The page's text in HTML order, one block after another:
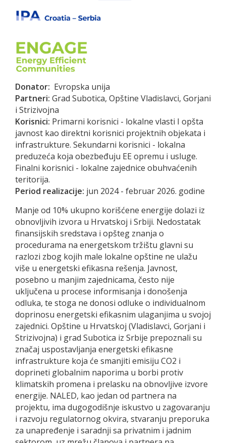
Donator: Evropska unija
Partneri: Grad Subotica, Opštine Vladislavci, Gorjani
i Strizivojna
Korisnici: Primarni korisnici - lokalne vlasti I opšta
javnost kao direktni korisnici projektnih objekata i
infrastrukture. Sekundarni korisnici - lokalna
preduzeća koja obezbeđuju EE opremu i usluge.
Finalni korisnici - lokalne zajednice obuhvaćenih
teritorija.
Period realizacije: jun 2024 - februar 2026. godine
Manje od 10% ukupno korišćene energije dolazi iz
obnovljivih izvora u Hrvatskoj i Srbiji. Nedostatak
finansijskih sredstava i opšteg znanja o
procedurama na energetskom tržištu glavni su
razlozi zbog kojih male lokalne opštine ne ulažu
više u energetski efikasna rešenja. Javnost,
posebno u manjim zajednicama, često nije
uključena u procese informisanja i donošenja
odluka, te stoga ne donosi odluke o individualnom
doprinosu energetski efikasnim ulaganjima u svojoj
zajednici. Opštine u Hrvatskoj (Vladislavci, Gorjani i
Strizivojna) i grad Subotica iz Srbije prepoznali su
značaj uspostavljanja energetski efikasne
infrastrukture koja će smanjiti emisiju CO2 i
doprineti globalnim naporima u borbi protiv
klimatskih promena i prelasku na obnovljive izvore
energije. NALED, kao jedan od partnera na
projektu, ima dugogodišnje iskustvo u zagovaranju
i razvoju regulatornog okvira, stvaranju preporuka
za unapređenje i saradnji sa privatnim i jadnim